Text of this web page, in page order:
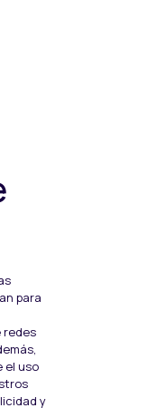
para
redes
el uso
y